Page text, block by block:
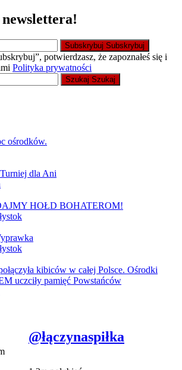
Subskrybuj Subskrybuj
potwierdzasz, że zapoznałeś się i
Polityka prywatności
Szukaj Szukaj
ośrodków.
dla Ani
HOŁD BOHATEROM!
kibiców w całej Polsce. Ośrodki
uczciły pamięć Powstańców
@łączynaspiłka